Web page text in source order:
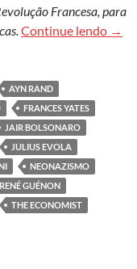
Francesa, para
Continue lendo O
→
AYN RAND
FRANCES YATES
JAIR BOLSONARO
JULIUS EVOLA
NEONAZISMO
RENÉ GUÉNON
THE ECONOMIST